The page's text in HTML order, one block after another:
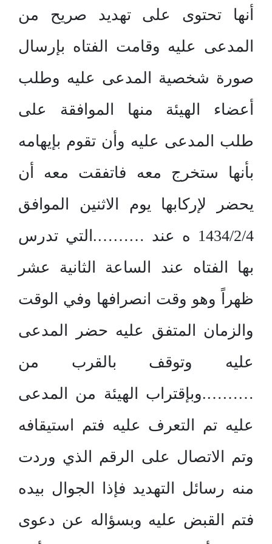
أنها تحتوى على تهديد صريح من
المدعى عليه وقامت الفتاه بإرسال
صورة شخصية المدعى عليه وطلب
أعضاء الهيئة منها الموافقة على
طلب المدعى عليه وأن تقوم بإيهامه
بأنها ستخرج معه فاتفقت معه أن
يحضر لإركابها يوم الاثنين الموافق
1434/2/4 ه عند ……….التي تدرس
بها الفتاه عند الساعة الثانية عشر
ظهراً وهو وقت انصرافها وفي الوقت
والزمان المتفق عليه حضر المدعى
عليه وتوقف بالقرب من
……….وبإقتراب الهيئة من المدعى
عليه تم التعرف عليه فتم استيقافه
وتم الاتصال على الرقم الذي وردت
منه رسائل التهديد فإذا الجوال بيده
فتم القبض عليه وبسؤاله عن دعوى